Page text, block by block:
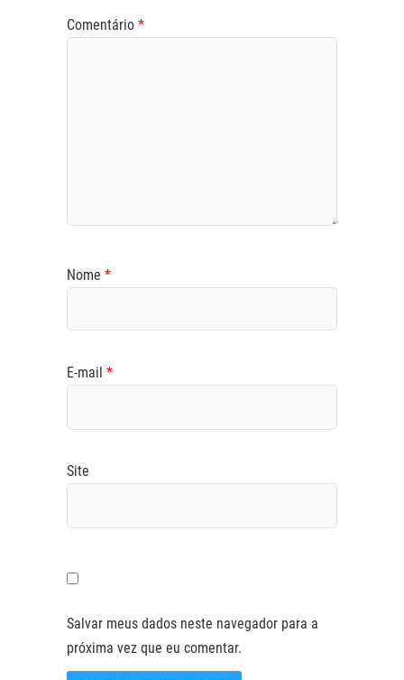
Comentário *
Nome *
E-mail *
Site
Salvar meus dados neste navegador para a
próxima vez que eu comentar.